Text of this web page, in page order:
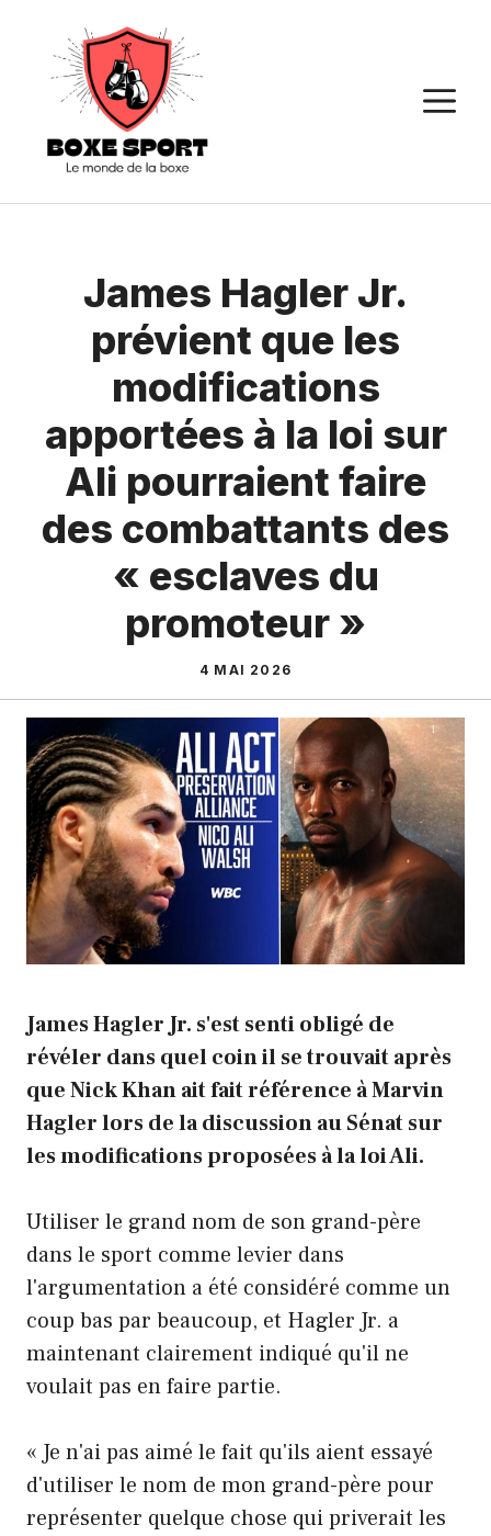
contenu
James Hagler Jr.
prévient que les
modifications
apportées à la loi sur
Ali pourraient faire
des combattants des
« esclaves du
promoteur »
4 MAI 2026
James Hagler Jr. s'est senti obligé de
révéler dans quel coin il se trouvait après
que Nick Khan ait fait référence à Marvin
Hagler lors de la discussion au Sénat sur
les modifications proposées à la loi Ali.
Utiliser le grand nom de son grand-père
dans le sport comme levier dans
l'argumentation a été considéré comme un
coup bas par beaucoup, et Hagler Jr. a
maintenant clairement indiqué qu'il ne
voulait pas en faire partie.
« Je n'ai pas aimé le fait qu'ils aient essayé
d'utiliser le nom de mon grand-père pour
représenter quelque chose qui priverait les